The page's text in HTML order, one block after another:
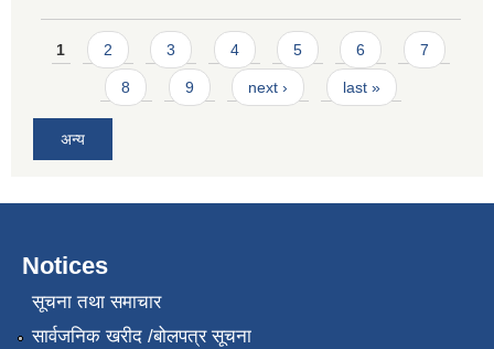
Pages
1 2 3 4 5 6 7
8 9 next › last »
अन्य
Notices
सूचना तथा समाचार
सार्वजनिक खरीद /बोलपत्र सूचना